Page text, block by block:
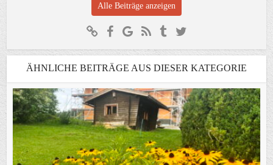
Alle Beiträge anzeigen
ÄHNLICHE BEITRÄGE AUS DIESER KATEGORIE